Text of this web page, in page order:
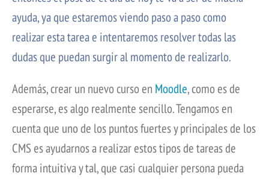
ayuda, ya que estaremos viendo paso a paso como
realizar esta tarea e intentaremos resolver todas las
dudas que puedan surgir al momento de realizarlo.
Además, crear un nuevo curso en Moodle, como es de
esperarse, es algo realmente sencillo. Tengamos en
cuenta que uno de los puntos fuertes y principales de los
CMS es ayudarnos a realizar estos tipos de tareas de
forma intuitiva y tal, que casi cualquier persona pueda